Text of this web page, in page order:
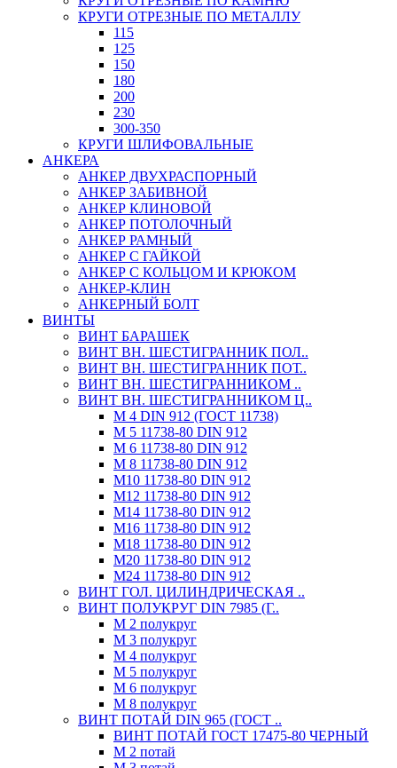
КРУГИ ОТРЕЗНЫЕ ПО МЕТАЛЛУ
115
125
150
180
200
230
300-350
КРУГИ ШЛИФОВАЛЬНЫЕ
АНКЕРА
АНКЕР ДВУХРАСПОРНЫЙ
АНКЕР ЗАБИВНОЙ
АНКЕР КЛИНОВОЙ
АНКЕР ПОТОЛОЧНЫЙ
АНКЕР РАМНЫЙ
АНКЕР С ГАЙКОЙ
АНКЕР С КОЛЬЦОМ И КРЮКОМ
АНКЕР-КЛИН
АНКЕРНЫЙ БОЛТ
ВИНТЫ
ВИНТ БАРАШЕК
ВИНТ ВН. ШЕСТИГРАННИК ПОЛ..
ВИНТ ВН. ШЕСТИГРАННИК ПОТ..
ВИНТ ВН. ШЕСТИГРАННИКОМ ..
ВИНТ ВН. ШЕСТИГРАННИКОМ Ц..
М 4 DIN 912 (ГОСТ 11738)
М 5 11738-80 DIN 912
М 6 11738-80 DIN 912
М 8 11738-80 DIN 912
М10 11738-80 DIN 912
М12 11738-80 DIN 912
М14 11738-80 DIN 912
М16 11738-80 DIN 912
М18 11738-80 DIN 912
М20 11738-80 DIN 912
М24 11738-80 DIN 912
ВИНТ ГОЛ. ЦИЛИНДРИЧЕСКАЯ ..
ВИНТ ПОЛУКРУГ DIN 7985 (Г..
М 2 полукруг
М 3 полукруг
М 4 полукруг
М 5 полукруг
М 6 полукруг
М 8 полукруг
ВИНТ ПОТАЙ DIN 965 (ГОСТ ..
ВИНТ ПОТАЙ ГОСТ 17475-80 ЧЕРНЫЙ
М 2 потай